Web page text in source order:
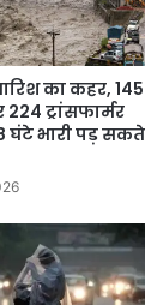
का कहर, 145
ट्रांसफार्मर
भारी पड़ सकते